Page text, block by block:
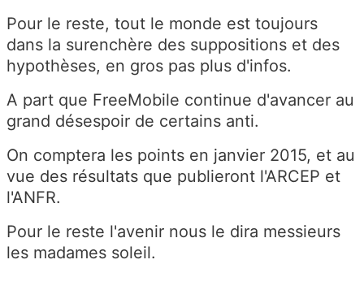
Pour le reste, tout le monde est toujours
dans la surenchère des suppositions et des
hypothèses, en gros pas plus d'infos.
A part que FreeMobile continue d'avancer au
grand désespoir de certains anti.
On comptera les points en janvier 2015, et au
vue des résultats que publieront l'ARCEP et
l'ANFR.
Pour le reste l'avenir nous le dira messieurs
les madames soleil.